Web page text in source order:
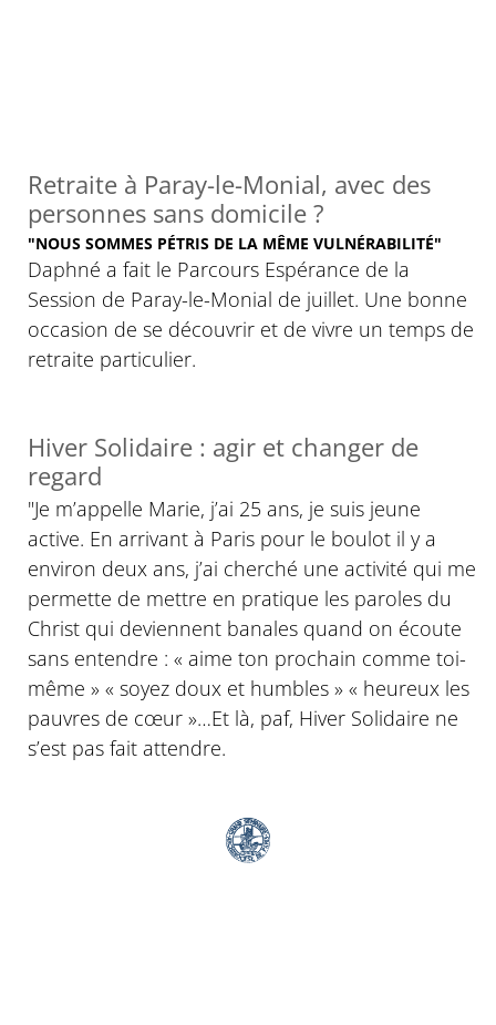
Retraite à Paray-le-Monial, avec des
personnes sans domicile ?
"NOUS SOMMES PÉTRIS DE LA MÊME VULNÉRABILITÉ"
Daphné a fait le Parcours Espérance de la
Session de Paray-le-Monial de juillet. Une bonne
occasion de se découvrir et de vivre un temps de
retraite particulier.
Hiver Solidaire : agir et changer de
regard
"Je m’appelle Marie, j’ai 25 ans, je suis jeune
active. En arrivant à Paris pour le boulot il y a
environ deux ans, j’ai cherché une activité qui me
permette de mettre en pratique les paroles du
Christ qui deviennent banales quand on écoute
sans entendre : « aime ton prochain comme toi-
même » « soyez doux et humbles » « heureux les
pauvres de cœur »…Et là, paf, Hiver Solidaire ne
s’est pas fait attendre.